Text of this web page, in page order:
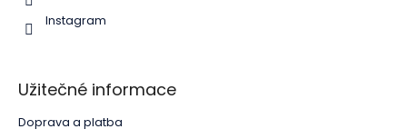
Instagram
Užitečné informace
Doprava a platba